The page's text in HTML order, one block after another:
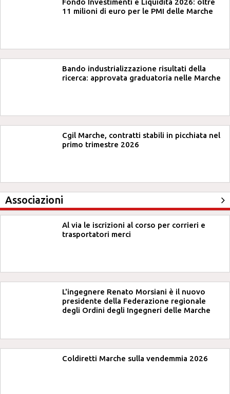
Fondo Investimenti e Liquidità 2026: oltre
11 milioni di euro per le PMI delle Marche
Bando industrializzazione risultati della
ricerca: approvata graduatoria nelle Marche
Cgil Marche, contratti stabili in picchiata nel
primo trimestre 2026
Associazioni
Al via le iscrizioni al corso per corrieri e
trasportatori merci
L'ingegnere Renato Morsiani è il nuovo
presidente della Federazione regionale
degli Ordini degli Ingegneri delle Marche
Coldiretti Marche sulla vendemmia 2026